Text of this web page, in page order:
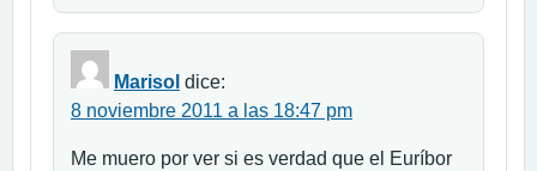
Marisol dice:
8 noviembre 2011 a las 18:47 pm
Me muero por ver si es verdad que el Euríbor